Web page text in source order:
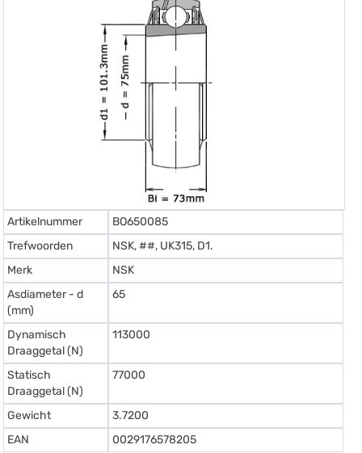
Artikelnummer
BO650085
Trefwoorden
NSK, ##, UK315, D1.
Merk
NSK
Asdiameter - d
(mm)
65
Dynamisch
Draaggetal (N)
113000
Statisch
Draaggetal (N)
77000
Gewicht
3.7200
EAN
0029176578205